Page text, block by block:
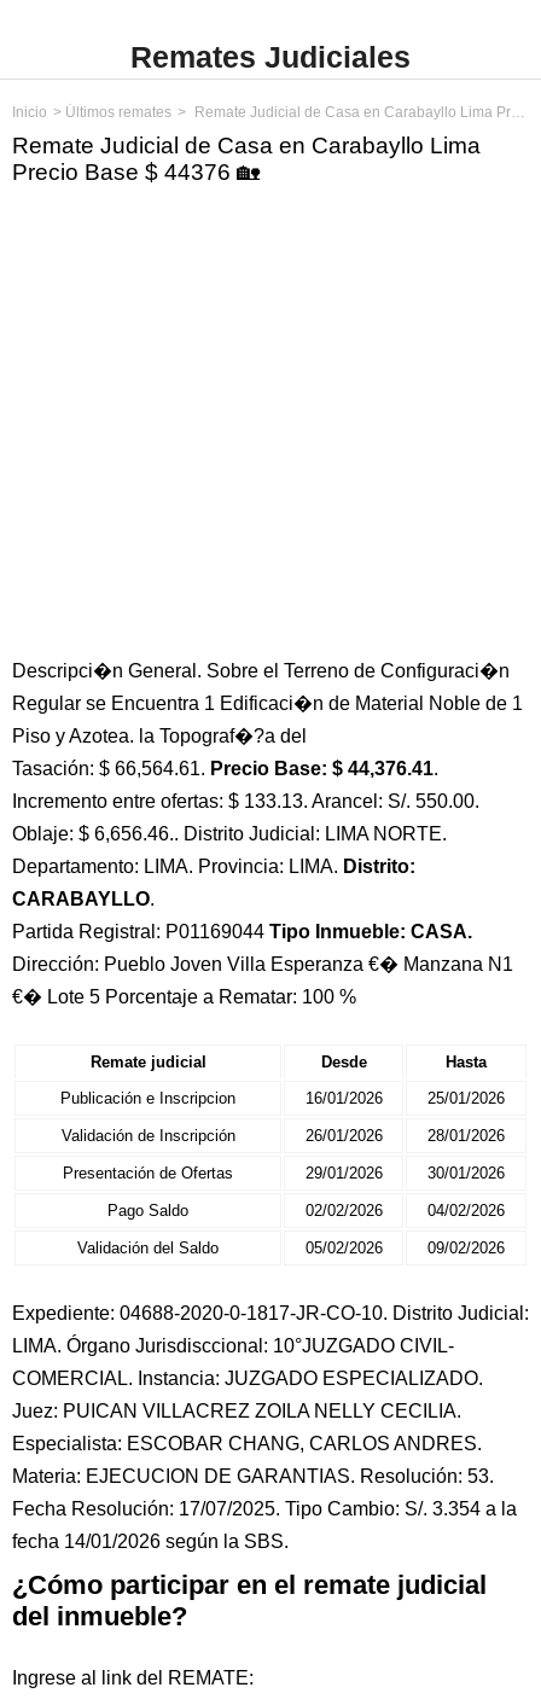
Remates Judiciales
Inicio Últimos remates Remate Judicial de Casa en Carabayllo Lima Precio Base $ 44376
Remate Judicial de Casa en Carabayllo Lima
Precio Base $ 44376 🏡
Descripci�n General. Sobre el Terreno de Configuraci�n
Regular se Encuentra 1 Edificaci�n de Material Noble de 1
Piso y Azotea. la Topograf�?a del
Tasación: $ 66,564.61. Precio Base: $ 44,376.41.
Incremento entre ofertas: $ 133.13. Arancel: S/. 550.00.
Oblaje: $ 6,656.46.. Distrito Judicial: LIMA NORTE.
Departamento: LIMA. Provincia: LIMA. Distrito:
CARABAYLLO.
Partida Registral: P01169044 Tipo Inmueble: CASA.
Dirección: Pueblo Joven Villa Esperanza €� Manzana N1
€� Lote 5 Porcentaje a Rematar: 100 %
Remate judicial Desde
Hasta
Publicación e Inscripcion
16/01/2026 25/01/2026
Validación de Inscripción 26/01/2026 28/01/2026
Presentación de Ofertas 29/01/2026 30/01/2026
Pago Saldo 02/02/2026 04/02/2026
Validación del Saldo 05/02/2026 09/02/2026
Expediente: 04688-2020-0-1817-JR-CO-10. Distrito Judicial:
LIMA. Órgano Jurisdisccional: 10°JUZGADO CIVIL-
COMERCIAL. Instancia: JUZGADO ESPECIALIZADO.
Juez: PUICAN VILLACREZ ZOILA NELLY CECILIA.
Especialista: ESCOBAR CHANG, CARLOS ANDRES.
Materia: EJECUCION DE GARANTIAS. Resolución: 53.
Fecha Resolución: 17/07/2025. Tipo Cambio: S/. 3.354 a la
fecha 14/01/2026 según la SBS.
¿Cómo participar en el remate judicial
del inmueble?
Ingrese al link del REMATE: